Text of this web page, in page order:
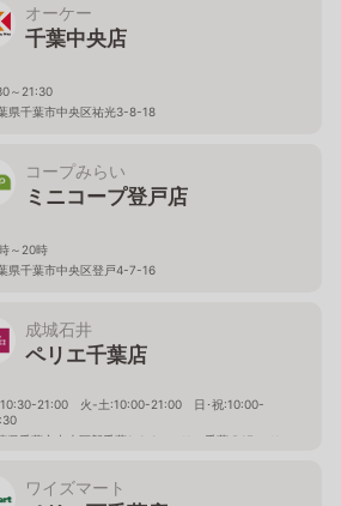
オーケー
千葉中央店
～21:30
県千葉市中央区祐光3-8-18
コープみらい
ミニコープ登戸店
～20時
県千葉市中央区登戸4-7-16
成城石井
ペリエ千葉店
21:00 火-土:10:00-21:00 日･祝:10:00-
県千葉市中央区新千葉1-1-1 ペリエ千葉 B1F ペリ
ワイズマート